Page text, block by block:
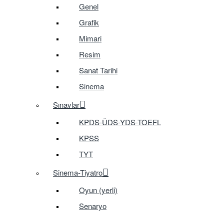
Genel
Grafik
Mimari
Resim
Sanat Tarihi
Sinema
Sınavlar
KPDS-ÜDS-YDS-TOEFL
KPSS
TYT
Sinema-Tiyatro
Oyun (yerli)
Senaryo